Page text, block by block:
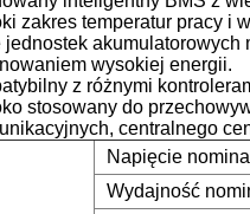
zakres temperatur pracy i
jednostek akumulatorowych
wysokiej energii.
z różnymi
stosowany do
centralnego
Napięcie
Wydajność